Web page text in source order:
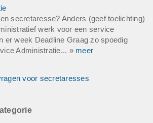
secretaresse? Anders (geef toelichting)
werk voor een service
er week Deadline Graag zo spoedig
Administratie... » meer
voor secretaresses